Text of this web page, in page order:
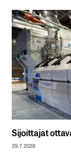
Sijoittajat
29.7.2026